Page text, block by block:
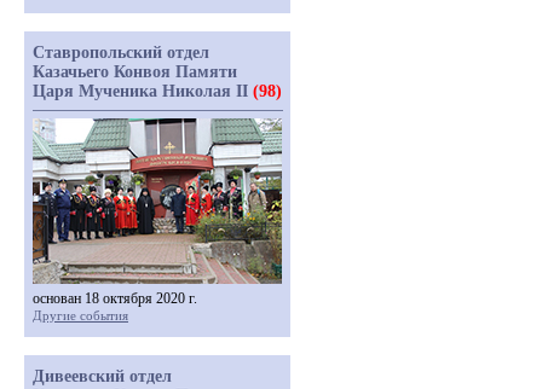
Ставропольский отдел
Казачьего Конвоя Памяти
Царя Мученика Николая II (98)
основан 18 октября 2020 г.
Другие события
Дивеевский отдел